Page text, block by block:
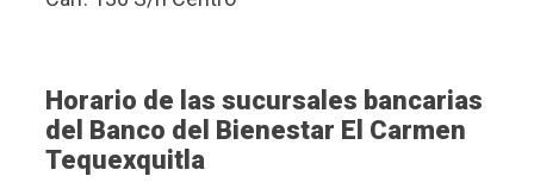
Horario de las sucursales bancarias
del Banco del Bienestar El Carmen
Tequexquitla